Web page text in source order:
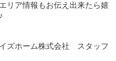
報もお伝え出来たら嬉
ズホーム株式会社 スタッフ